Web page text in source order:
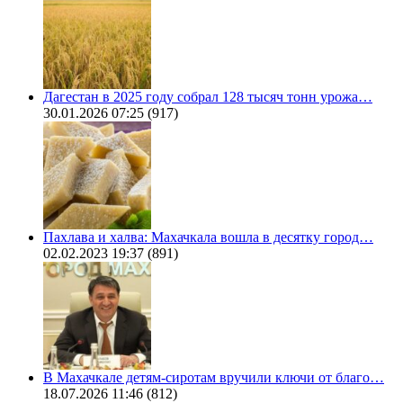
Дагестан в 2025 году собрал 128 тысяч тонн урожа…
30.01.2026 07:25 (917)
Пахлава и халва: Махачкала вошла в десятку город…
02.02.2023 19:37 (891)
В Махачкале детям-сиротам вручили ключи от благо…
18.07.2026 11:46 (812)